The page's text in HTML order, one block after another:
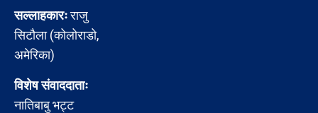
सल्लाहकारःराजु
सिटौला (कोलोराडो,
अमेरिका)
विशेष संवाददाताः
नातिबाबु भट्ट